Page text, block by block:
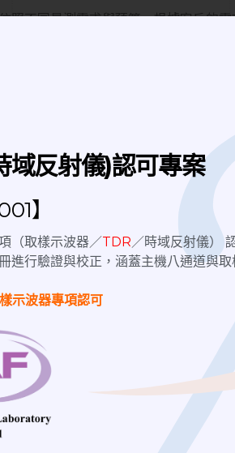
照不同量測需求與預算，根據客戶的
用等各類型通訊設備應用，應用於
為高頻量測儀器必備工具，讓效率大幅
2.4mm、2.92mm、3.5mm、1.85mm
纜、高頻同軸線材、高頻線等各式高頻
蔽箱，提供您最佳屏蔽箱解決方案
功能相關測試。 隔離外部基站信號、
簡化流程並提高效率。
域反射儀)認可專案
】
（取樣示波器／TDR ／時域反射儀）
行驗證與校正，涵蓋主機八通道與
示波器專項認可